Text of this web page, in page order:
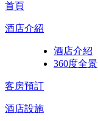
首頁
酒店介紹
酒店介紹
360度全景
客房預訂
酒店設施